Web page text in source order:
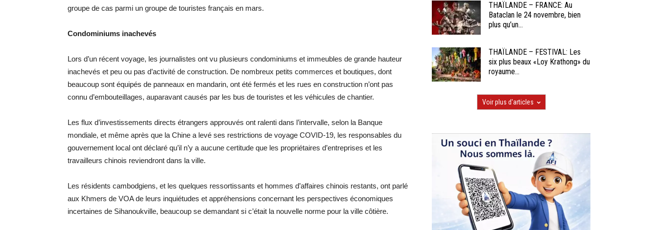
groupe de cas parmi un groupe de touristes français en mars.
Condominiums inachevés
Lors d’un récent voyage, les journalistes ont vu plusieurs condominiums et immeubles de grande hauteur
inachevés et peu ou pas d’activité de construction. De nombreux petits commerces et boutiques, dont
beaucoup sont équipés de panneaux en mandarin, ont été fermés et les rues en construction n’ont pas
connu d’embouteillages, auparavant causés par les bus de touristes et les véhicules de chantier.
Les flux d’investissements directs étrangers approuvés ont ralenti dans l’intervalle, selon la Banque
mondiale, et même après que la Chine a levé ses restrictions de voyage COVID-19, les responsables du
gouvernement local ont déclaré qu’il n’y a aucune certitude que les propriétaires d’entreprises et les
travailleurs chinois reviendront dans la ville.
Les résidents cambodgiens, et les quelques ressortissants et hommes d’affaires chinois restants, ont parlé
aux Khmers de VOA de leurs inquiétudes et appréhensions concernant les perspectives économiques
incertaines de Sihanoukville, beaucoup se demandant si c’était la nouvelle norme pour la ville côtière.
THAÏLANDE – FRANCE: Au
Bataclan le 24 novembre, bien
plus qu’un...
THAÏLANDE – FESTIVAL: Les
six plus beaux «Loy Krathong» du
royaume...
Voir plus d'articles